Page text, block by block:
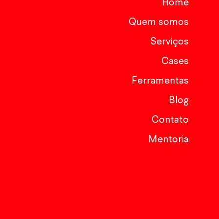
Home
Quem somos
Serviços
Cases
Ferramentas
Blog
Contato
Mentoria